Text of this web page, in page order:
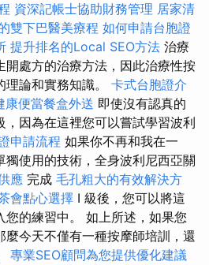
資深記帳士協助財務管理 居家清
雙下巴醫美療程 如何申請台胞證
提升排名的Local SEO方法 治療
開處方的治療方法，因此治療性按
論和實務知識。 卡式台胞證介
康便當餐盒外送 即使沒有認真的
，因為在這裡您可以嘗試學習波利
申請流程 如果你不再和我在一
獨使用的技術，全身波利尼西亞關
應 完成 毛孔粗大的有效解決方
會點心選擇 I 級後，您可以將這
您的練習中。 如上所述，如果您
麼今天不僅有一種按摩師培訓，還
專業SEO顧問為您提供優化建議